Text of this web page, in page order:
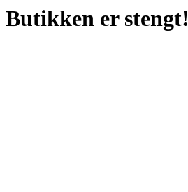
Butikken er stengt!